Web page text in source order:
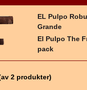
EL Pulpo
Grande
El Pulpo The
pack
2 produkter)